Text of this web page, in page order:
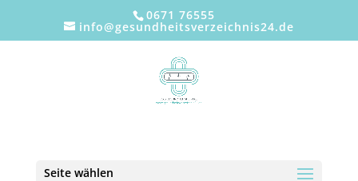
0671 76555
info@gesundheitsverzeichnis24.de
Seite wählen